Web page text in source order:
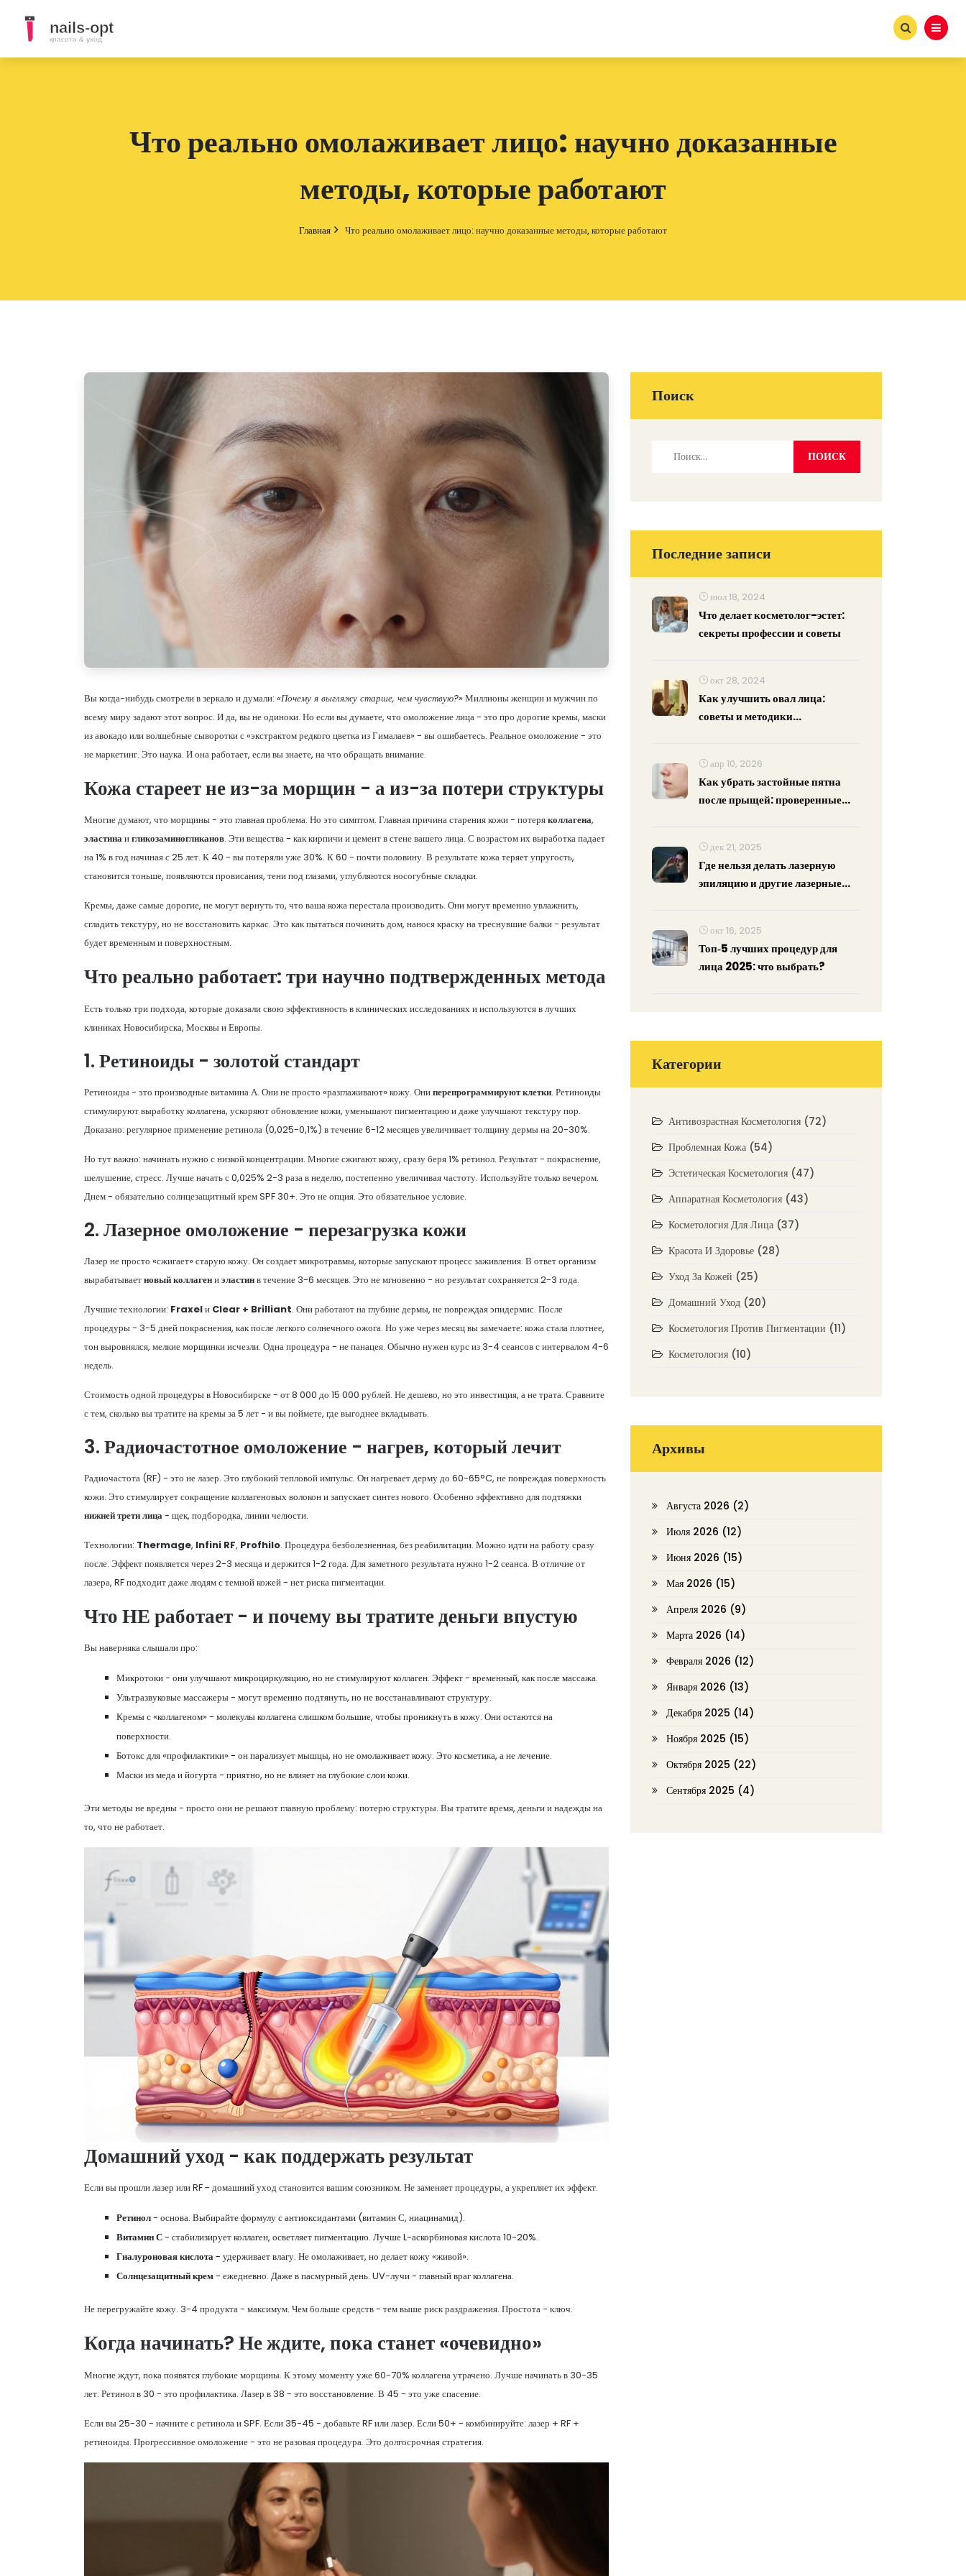
Что реально омолаживает лицо: научно доказанные
методы, которые работают
Главная Что реально омолаживает лицо: научно доказанные методы, которые работают
Вы когда-нибудь смотрели в зеркало и думали: «Почему я выгляжу старше, чем чувствую?»Миллионы женщин и мужчин по
всему миру задают этот вопрос. И да, вы не одиноки. Но если вы думаете, что омоложение лица - это про дорогие кремы, маски
из авокадо или волшебные сыворотки с «экстрактом редкого цветка из Гималаев» - вы ошибаетесь. Реальное омоложение - это
не маркетинг. Это наука. И она работает, если вы знаете, на что обращать внимание.
Кожа стареет не из-за морщин - а из-за потери структуры
Многие думают, что морщины - это главная проблема. Но это симптом. Главная причина старения кожи - потеряколлагена,
эластинаигликозаминогликанов. Эти вещества - как кирпичи и цемент в стене вашего лица. С возрастом их выработка падает
на 1% в год начиная с 25 лет. К 40 - вы потеряли уже 30%. К 60 - почти половину. В результате кожа теряет упругость,
становится тоньше, появляются провисания, тени под глазами, углубляются носогубные складки.
Кремы, даже самые дорогие, не могут вернуть то, что ваша кожа перестала производить. Они могут временно увлажнить,
сгладить текстуру, но не восстановить каркас. Это как пытаться починить дом, нанося краску на треснувшие балки - результат
будет временным и поверхностным.
Что реально работает: три научно подтвержденных метода
Есть только три подхода, которые доказали свою эффективность в клинических исследованиях и используются в лучших
клиниках Новосибирска, Москвы и Европы.
1. Ретиноиды - золотой стандарт
Ретиноиды - это производные витамина А. Они не просто «разглаживают» кожу. Ониперепрограммируют клетки. Ретиноиды
стимулируют выработку коллагена, ускоряют обновление кожи, уменьшают пигментацию и даже улучшают текстуру пор.
Доказано: регулярное применение ретинола (0,025-0,1%) в течение 6-12 месяцев увеличивает толщину дермы на 20-30%.
Но тут важно: начинать нужно с низкой концентрации. Многие сжигают кожу, сразу беря 1% ретинол. Результат - покраснение,
шелушение, стресс. Лучше начать с 0,025% 2-3 раза в неделю, постепенно увеличивая частоту. Используйте только вечером.
Днем - обязательно солнцезащитный крем SPF 30+. Это не опция. Это обязательное условие.
2. Лазерное омоложение - перезагрузка кожи
Лазер не просто «сжигает» старую кожу. Он создает микротравмы, которые запускают процесс заживления. В ответ организм
вырабатываетновый коллагениэластинв течение 3-6 месяцев. Это не мгновенно - но результат сохраняется 2-3 года.
Лучшие технологии: Fraxelи Clear + Brilliant. Они работают на глубине дермы, не повреждая эпидермис. После
процедуры - 3-5 дней покраснения, как после легкого солнечного ожога. Но уже через месяц вы замечаете: кожа стала плотнее,
тон выровнялся, мелкие морщинки исчезли. Одна процедура - не панацея. Обычно нужен курс из 3-4 сеансов с интервалом 4-6
недель.
Стоимость одной процедуры в Новосибирске - от 8 000 до 15 000 рублей. Не дешево, но это инвестиция, а не трата. Сравните
с тем, сколько вы тратите на кремы за 5 лет - и вы поймете, где выгоднее вкладывать.
3. Радиочастотное омоложение - нагрев, который лечит
Радиочастота (RF) - это не лазер. Это глубокий тепловой импульс. Он нагревает дерму до 60-65°C, не повреждая поверхность
кожи. Это стимулирует сокращение коллагеновых волокон и запускает синтез нового. Особенно эффективно для подтяжки
нижней трети лица- щек, подбородка, линии челюсти.
Технологии: Thermage, Infini RF, Profhilo. Процедура безболезненная, без реабилитации. Можно идти на работу сразу
после. Эффект появляется через 2-3 месяца и держится 1-2 года. Для заметного результата нужно 1-2 сеанса. В отличие от
лазера, RF подходит даже людям с темной кожей - нет риска пигментации.
Что НЕ работает - и почему вы тратите деньги впустую
Вы наверняка слышали про:
Микротоки - они улучшают микроциркуляцию, но не стимулируют коллаген. Эффект - временный, как после массажа.
Ультразвуковые массажеры - могут временно подтянуть, но не восстанавливают структуру.
Кремы с «коллагеном» - молекулы коллагена слишком большие, чтобы проникнуть в кожу. Они остаются на
поверхности.
Ботокс для «профилактики» - он парализует мышцы, но не омолаживает кожу. Это косметика, а не лечение.
Маски из меда и йогурта - приятно, но не влияет на глубокие слои кожи.
Эти методы не вредны - просто они не решают главную проблему: потерю структуры. Вы тратите время, деньги и надежды на
то, что не работает.
Домашний уход - как поддержать результат
Если вы прошли лазер или RF - домашний уход становится вашим союзником. Не заменяет процедуры, а укрепляет их эффект.
Ретинол- основа. Выбирайте формулу с антиоксидантами (витамин С, ниацинамид).
Витамин С- стабилизирует коллаген, осветляет пигментацию. Лучше L-аскорбиновая кислота 10-20%.
Гиалуроновая кислота- удерживает влагу. Не омолаживает, но делает кожу «живой».
Солнцезащитный крем- ежедневно. Даже в пасмурный день. UV-лучи - главный враг коллагена.
Не перегружайте кожу. 3-4 продукта - максимум. Чем больше средств - тем выше риск раздражения. Простота - ключ.
Когда начинать? Не ждите, пока станет «очевидно»
Многие ждут, пока появятся глубокие морщины. К этому моменту уже 60-70% коллагена утрачено. Лучше начинать в 30-35
лет. Ретинол в 30 - это профилактика. Лазер в 38 - это восстановление. В 45 - это уже спасение.
Если вы 25-30 - начните с ретинола и SPF. Если 35-45 - добавьте RF или лазер. Если 50+ - комбинируйте: лазер + RF +
ретиноиды. Прогрессивное омоложение - это не разовая процедура. Это долгосрочная стратегия.
Поиск
Последние записи
июл 18, 2024
Что делает косметолог-эстет:
секреты профессии и советы
окт 28, 2024
Как улучшить овал лица:
советы и методики
апр 10, 2026
Как убрать застойные пятна
после прыщей: проверенные
дек 21, 2025
Где нельзя делать лазерную
эпиляцию и другие лазерные
окт 16, 2025
Топ‑5 лучших процедур для
лица 2025: что выбрать?
Категории
Антивозрастная Косметология (72)
Проблемная Кожа (54)
Эстетическая Косметология (47)
Аппаратная Косметология (43)
Косметология Для Лица (37)
Красота И Здоровье (28)
Уход За Кожей (25)
Домашний Уход (20)
Косметология Против Пигментации (11)
Косметология (10)
Архивы
Августа 2026 (2)
Июля 2026 (12)
Июня 2026 (15)
Мая 2026 (15)
Апреля 2026 (9)
Марта 2026 (14)
Февраля 2026 (12)
Января 2026 (13)
Декабря 2025 (14)
Ноября 2025 (15)
Октября 2025 (22)
Сентября 2025 (4)